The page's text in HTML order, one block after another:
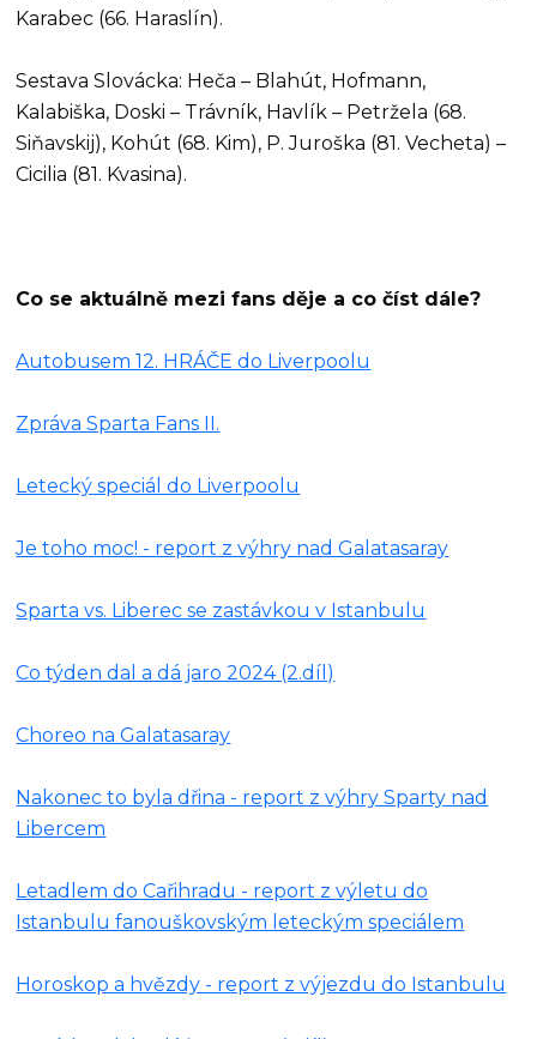
Karabec (66. Haraslín).
Sestava Slovácka: Heča – Blahút, Hofmann,
Kalabiška, Doski – Trávník, Havlík – Petržela (68.
Siňavskij), Kohút (68. Kim), P. Juroška (81. Vecheta) –
Cicilia (81. Kvasina).
Co se aktuálně mezi fans děje a co číst dále?
Autobusem 12. HRÁČE do Liverpoolu
Zpráva Sparta Fans II.
Letecký speciál do Liverpoolu
Je toho moc! - report z výhry nad Galatasaray
Sparta vs. Liberec se zastávkou v Istanbulu
Co týden dal a dá jaro 2024 (2.díl)
Choreo na Galatasaray
Nakonec to byla dřina - report z výhry Sparty nad
Libercem
Letadlem do Cařihradu - report z výletu do
Istanbulu fanouškovským leteckým speciálem
Horoskop a hvězdy - report z výjezdu do Istanbulu